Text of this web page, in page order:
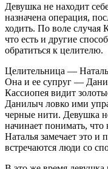
Девушка не находит
назначена операция,
ходить. По воле случая
что есть и другие
обратиться к целителю.
Целительница —
Она и ее супруг —
Кассиопея видит
Данилыч ловко ими
черные нити. Девушка
начинает понимать,
Наталья замечает это и
встречаются люди со